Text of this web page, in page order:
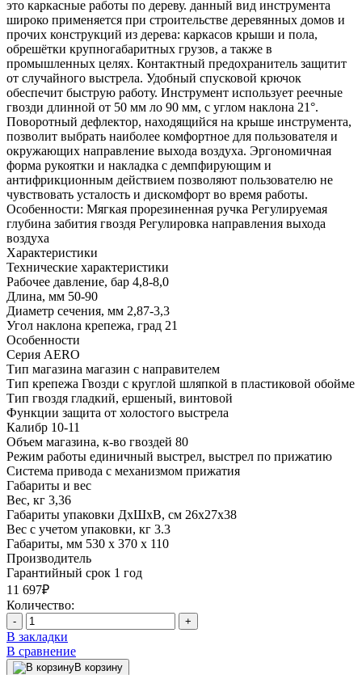
это каркасные работы по дереву. данный вид инструмента
широко применяется при строительстве деревянных домов и
прочих конструкций из дерева: каркасов крыши и пола,
обрешётки крупногабаритных грузов, а также в
промышленных целях. Контактный предохранитель защитит
от случайного выстрела. Удобный спусковой крючок
обеспечит быструю работу. Инструмент использует реечные
гвозди длинной от 50 мм ло 90 мм, с углом наклона 21°.
Поворотный дефлектор, находящийся на крыше инструмента,
позволит выбрать наиболее комфортное для пользователя и
окружающих направление выхода воздуха. Эргономичная
форма рукоятки и накладка с демпфирующим и
антифрикционным действием позволяют пользователю не
чувствовать усталость и дискомфорт во время работы.
Особенности: Мягкая прорезиненная ручка Регулируемая
глубина забития гвоздя Регулировка направления выхода
воздуха
Характеристики
Технические характеристики
Рабочее давление, бар 4,8-8,0
Длина, мм 50-90
Диаметр сечения, мм 2,87-3,3
Угол наклона крепежа, град 21
Особенности
Серия AERO
Тип магазина магазин с направителем
Тип крепежа Гвозди с круглой шляпкой в пластиковой обойме
Тип гвоздя гладкий, ершеный, винтовой
Функции защита от холостого выстрела
Калибр 10-11
Объем магазина, к-во гвоздей 80
Режим работы единичный выстрел, выстрел по прижатию
Система привода с механизмом прижатия
Габариты и вес
Вес, кг 3,36
Габариты упаковки ДхШхВ, см 26х27х38
Вес с учетом упаковки, кг 3.3
Габариты, мм 530 х 370 х 110
Производитель
Гарантийный срок 1 год
11 697₽
Количество:
- +
В закладки
В сравнение
В корзину